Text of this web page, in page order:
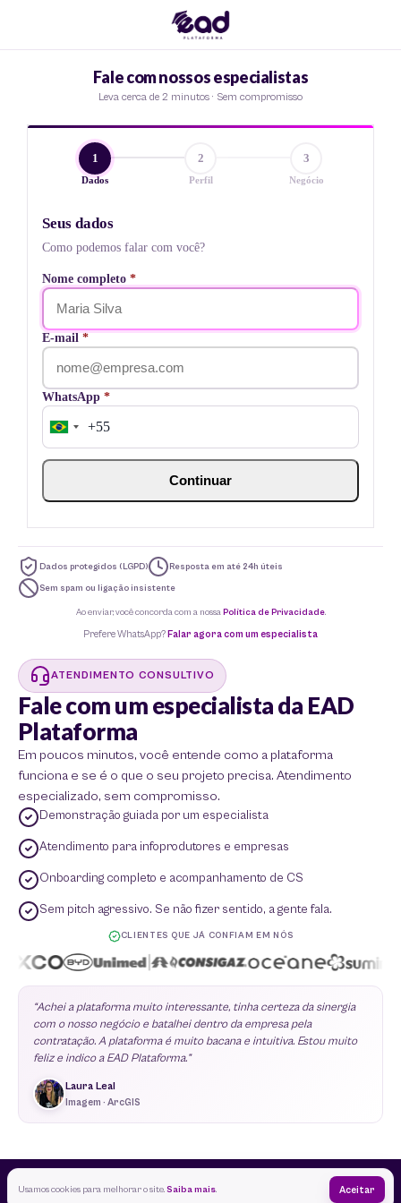
ATENDIMENTO CONSULTIVO
Fale com um especialista da EAD
Plataforma
Em poucos minutos, você entende como a plataforma
funciona e se é o que o seu projeto precisa. Atendimento
especializado, sem compromisso.
Demonstração guiada por um especialista
Atendimento para infoprodutores e empresas
Onboarding completo e acompanhamento de CS
Sem pitch agressivo. Se não fizer sentido, a gente fala.
CLIENTES QUE JÁ CONFIAM EM NÓS
“Achei a plataforma muito interessante, tinha certeza da sinergia
com o nosso negócio e batalhei dentro da empresa pela
contratação. A plataforma é muito bacana e intuitiva. Estou muito
feliz e indico a EAD Plataforma.”
Laura Leal
Imagem · ArcGIS
Fale com nossos especialistas
Leva cerca de 2 minutos · Sem compromisso
Dados protegidos (LGPD)
Resposta em até 24h úteis
Sem spam ou ligação insistente
Ao enviar, você concorda com a nossaPolítica de Privacidade.
Prefere WhatsApp?Falar agora com um especialista
© 2026 EAD Plataforma. Todos os direitos reservados.
Usamos cookies para melhorar o site.Saiba mais. Aceitar